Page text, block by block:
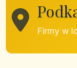
Firmy w